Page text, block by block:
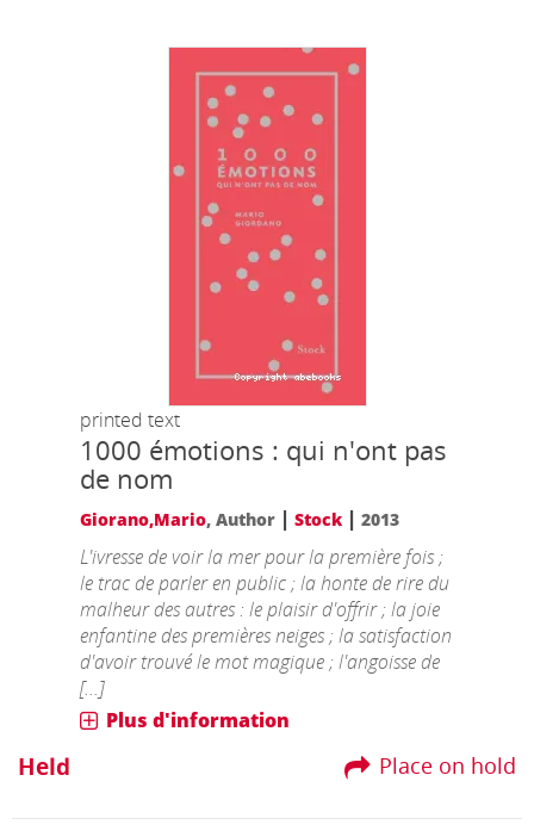
printed text
1000 émotions : qui n'ont pas
de nom
Giorano,Mario, Author |Stock |2013
L'ivresse de voir la mer pour la première fois ;
le trac de parler en public ; la honte de rire du
malheur des autres : le plaisir d'offrir ; la joie
enfantine des premières neiges ; la satisfaction
d'avoir trouvé le mot magique ; l'angoisse de
[...]
Plus d'information
Place on hold
Held